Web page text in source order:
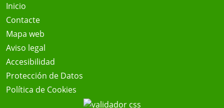
Inicio
Contacte
Mapa web
Aviso legal
Accesibilidad
Protección de Datos
Política de Cookies